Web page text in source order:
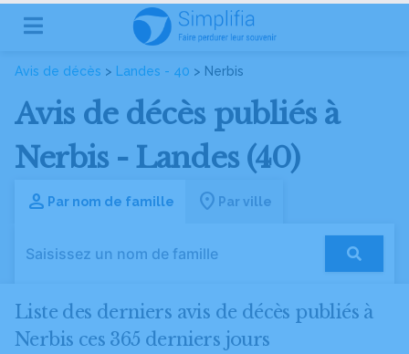
Avis de décès > Landes - 40 > Nerbis
Avis de décès publiés à
Nerbis - Landes (40)
Par nom de famille Par ville
Liste des derniers avis de décès publiés à
Nerbis ces 365 derniers jours